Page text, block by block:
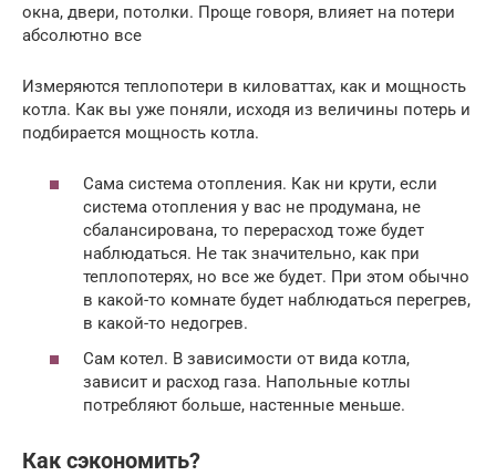
окна, двери, потолки. Проще говоря, влияет на потери
абсолютно все
Измеряются теплопотери в киловаттах, как и мощность
котла. Как вы уже поняли, исходя из величины потерь и
подбирается мощность котла.
Сама система отопления. Как ни крути, если
система отопления у вас не продумана, не
сбалансирована, то перерасход тоже будет
наблюдаться. Не так значительно, как при
теплопотерях, но все же будет. При этом обычно
в какой-то комнате будет наблюдаться перегрев,
в какой-то недогрев.
Сам котел. В зависимости от вида котла,
зависит и расход газа. Напольные котлы
потребляют больше, настенные меньше.
Как сэкономить?